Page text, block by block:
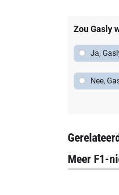
Zou Gasly
Ja,
Nee,
Gerelateerd
Meer F1-